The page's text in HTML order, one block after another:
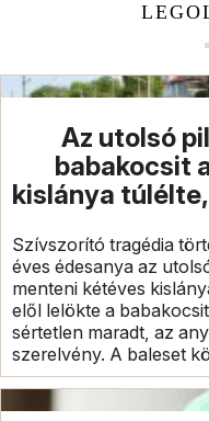
Az utolsó
babakocsit
kislánya
Szívszorító tragédia
éves édesanya az
menteni kétéves
elől lelökte a
sértetlen maradt, az
szerelvény. A baleset